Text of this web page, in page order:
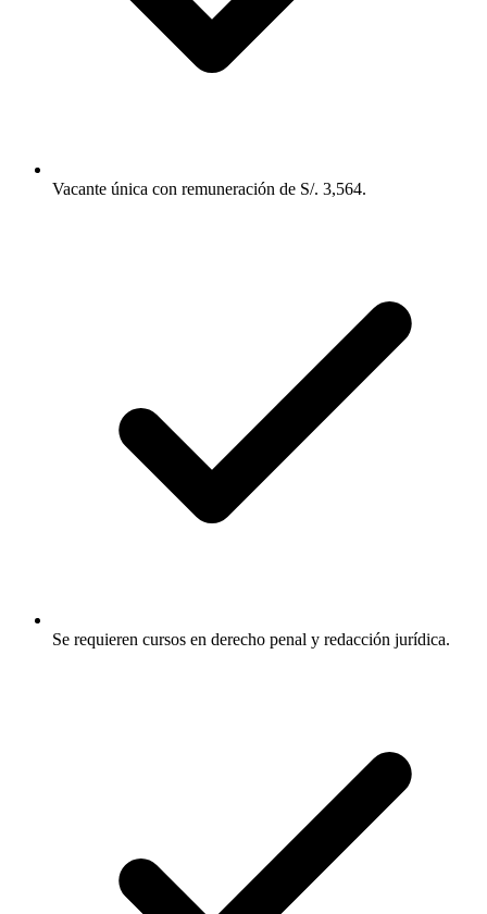
Vacante única con remuneración de S/. 3,564.
Se requieren cursos en derecho penal y redacción jurídica.